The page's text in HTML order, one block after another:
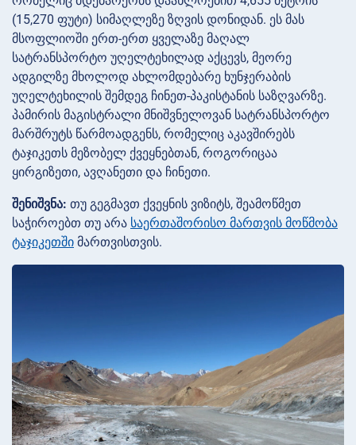
(15,270 ფუტი) სიმაღლეზე ზღვის დონიდან. ეს მას
მსოფლიოში ერთ-ერთ ყველაზე მაღალ
სატრანსპორტო უღელტეხილად აქცევს, მეორე
ადგილზე მხოლოდ ახლომდებარე ხუნჯერაბის
უღელტეხილის შემდეგ ჩინეთ-პაკისტანის საზღვარზე.
პამირის მაგისტრალი მნიშვნელოვან სატრანსპორტო
მარშრუტს წარმოადგენს, რომელიც აკავშირებს
ტაჯიკეთს მეზობელ ქვეყნებთან, როგორიცაა
ყირგიზეთი, ავღანეთი და ჩინეთი.
შენიშვნა: თუ გეგმავთ ქვეყნის ვიზიტს, შეამოწმეთ
საჭიროებთ თუ არა საერთაშორისო მართვის მოწმობა
ტაჯიკეთში მართვისთვის.